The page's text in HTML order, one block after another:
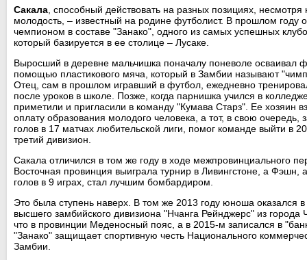
Сакала , способный действовать на разных позициях, несмотря
молодость, – известный на родине футболист. В прошлом году
чемпионом в составе "Занако", одного из самых успешных
который базируется в ее столице – Лусаке.
Выросший в деревне мальчишка поначалу поневоле осваивал
помощью пластикового мяча, который в Замбии называют
Отец, сам в прошлом игравший в футбол, ежедневно
после уроков в школе. Позже, когда парнишка учился в
приметили и пригласили в команду "Кумава Старз". Ее хозяин
оплату образования молодого человека, а тот, в свою очередь,
голов в 17 матчах любительской лиги, помог команде выйти в
третий дивизион.
Сакала отличился в том же году в ходе межпровинциального
Восточная провинция выиграла турнир в Ливингстоне, а Фэшн,
голов в 9 играх, стал лучшим бомбардиром.
Это была ступень наверх. В том же 2013 году юноша оказался в
высшего замбийского дивизиона "Нчанга Рейнджерс" из города
что в провинции Меденосный пояс, а в 2015-м записался в
"Занако" защищает спортивную честь Национального
Замбии.